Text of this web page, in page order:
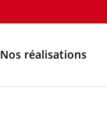
Nos réalisations